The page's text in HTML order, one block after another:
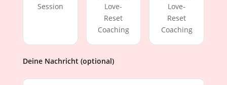
Session
Love-
Reset
Coaching
Love-
Reset
Coaching
Deine Nachricht (optional)